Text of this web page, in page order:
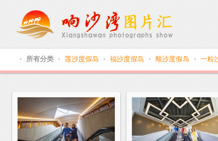
● 所有分类 ● 莲沙度假岛 ● 福沙度假岛 ● 顺沙度假岛 ● 一粒